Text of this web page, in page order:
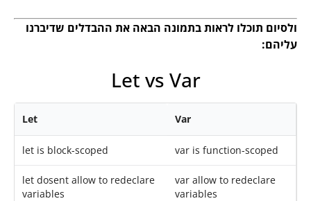
ולסיום תוכלו לראות בתמונה הבאה את ההבדלים שדיברנו
עליהם:
Let vs Var
Let Var
let is block-scoped var is function-scoped
let dosent allow to redeclare
variables
var allow to redeclare
variables